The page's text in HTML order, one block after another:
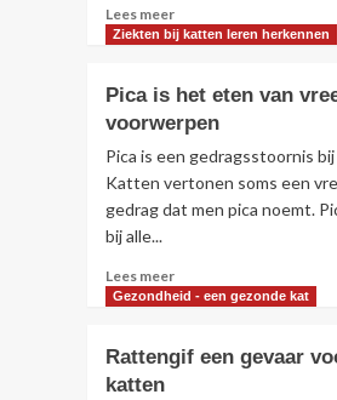
Lees meerLees
meer
zijn
gevaarlijk
Ziekten bij katten leren herkennen
Pica is het eten van
voorwerpen
Pica is een gedragsstoornis
Katten vertonen soms een
gedrag dat men pica noemt.
bij alle...
Lees meerLees
meer
is
Gezondheid - een gezonde kat
Rattengif een gevaar
katten